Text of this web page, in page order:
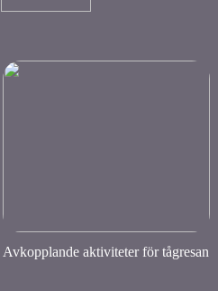
Avkopplande aktiviteter för tågresan